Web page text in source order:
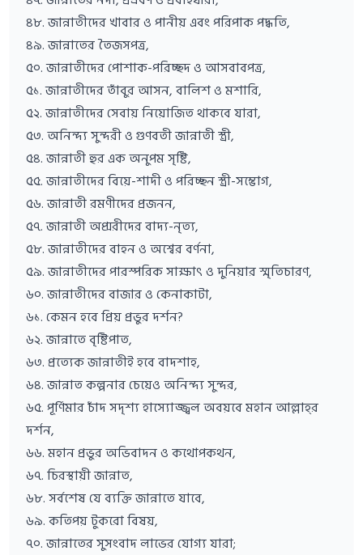
৪৮. জান্নাতীদের খাবার ও পানীয় এবং পরিপাক পদ্ধতি,
৪৯. জান্নাতের তৈজসপত্র,
৫০. জান্নাতীদের পোশাক-পরিচ্ছদ ও আসবাবপত্র,
৫১. জান্নাতীদের তাঁবুর আসন, বালিশ ও মশারি,
৫২. জান্নাতীদের সেবায় নিয়োজিত থাকবে যারা,
৫৩. অনিন্দ্য সুন্দরী ও গুণবতী জান্নাতী স্ত্রী,
৫৪. জান্নাতী হুর এক অনুপম সৃষ্টি,
৫৫. জান্নাতীদের বিয়ে-শাদী ও পরিচ্ছন স্ত্রী-সম্ভোগ,
৫৬. জান্নাতী রমণীদের প্রজনন,
৫৭. জান্নাতী অপ্সরীদের বাদ্য-নৃত্য,
৫৮. জান্নাতীদের বাহন ও অশ্বের বর্ণনা,
৫৯. জান্নাতীদের পারস্পরিক সাক্ষাৎ ও দুনিয়ার স্মৃতিচারণ,
৬০. জান্নাতীদের বাজার ও কেনাকাটা,
৬১. কেমন হবে প্রিয় প্রভুর দর্শন?
৬২. জান্নাতে বৃষ্টিপাত,
৬৩. প্রত্যেক জান্নাতীই হবে বাদশাহ,
৬৪. জান্নাত কল্পনার চেয়েও অনিন্দ্য সুন্দর,
৬৫. পূর্ণিমার চাঁদ সদৃশ্য হাস্যোজ্জ্বল অবয়বে মহান আল্লাহ্‌র
দর্শন,
৬৬. মহান প্রভুর অভিবাদন ও কথোপকথন,
৬৭. চিরস্থায়ী জান্নাত,
৬৮. সর্বশেষ যে ব্যক্তি জান্নাতে যাবে,
৬৯. কতিপয় টুকরো বিষয়,
৭০. জান্নাতের সুসংবাদ লাভের যোগ্য যারা;